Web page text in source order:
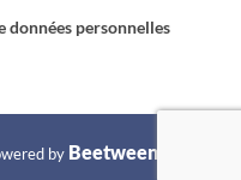
données personnelles
by Beetween